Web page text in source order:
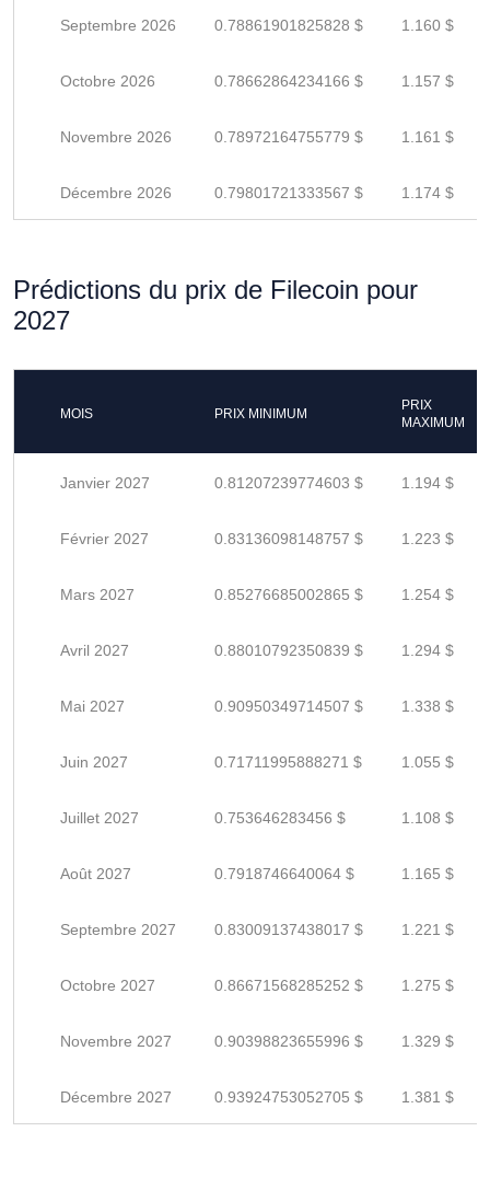
Septembre 2026 0.78861901825828 $ 1.160 $
Octobre 2026 0.78662864234166 $ 1.157 $
Novembre 2026 0.78972164755779 $ 1.161 $
Décembre 2026 0.79801721333567 $ 1.174 $
Prédictions du prix de Filecoin pour
2027
MOIS PRIX MINIMUM
PRIX
MAXIMUM
Janvier 2027 0.81207239774603 $ 1.194 $
Février 2027 0.83136098148757 $ 1.223 $
Mars 2027 0.85276685002865 $ 1.254 $
Avril 2027 0.88010792350839 $ 1.294 $
Mai 2027 0.90950349714507 $ 1.338 $
Juin 2027 0.71711995888271 $ 1.055 $
Juillet 2027 0.753646283456 $ 1.108 $
Août 2027 0.7918746640064 $ 1.165 $
Septembre 2027 0.83009137438017 $ 1.221 $
Octobre 2027 0.86671568285252 $ 1.275 $
Novembre 2027 0.90398823655996 $ 1.329 $
Décembre 2027 0.93924753052705 $ 1.381 $